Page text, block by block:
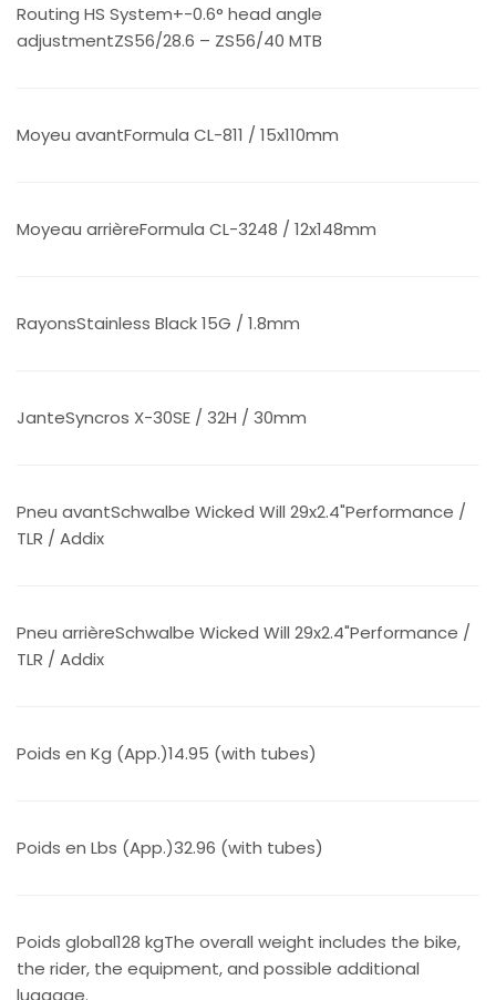
Routing HS System+-0.6° head angle
adjustmentZS56/28.6 – ZS56/40 MTB
Moyeu avantFormula CL-811 / 15x110mm
Moyeau arrièreFormula CL-3248 / 12x148mm
RayonsStainless Black 15G / 1.8mm
JanteSyncros X-30SE / 32H / 30mm
Pneu avantSchwalbe Wicked Will 29x2.4"Performance /
TLR / Addix
Pneu arrièreSchwalbe Wicked Will 29x2.4"Performance /
TLR / Addix
Poids en Kg (App.)14.95 (with tubes)
Poids en Lbs (App.)32.96 (with tubes)
Poids global128 kgThe overall weight includes the bike,
the rider, the equipment, and possible additional
luggage.